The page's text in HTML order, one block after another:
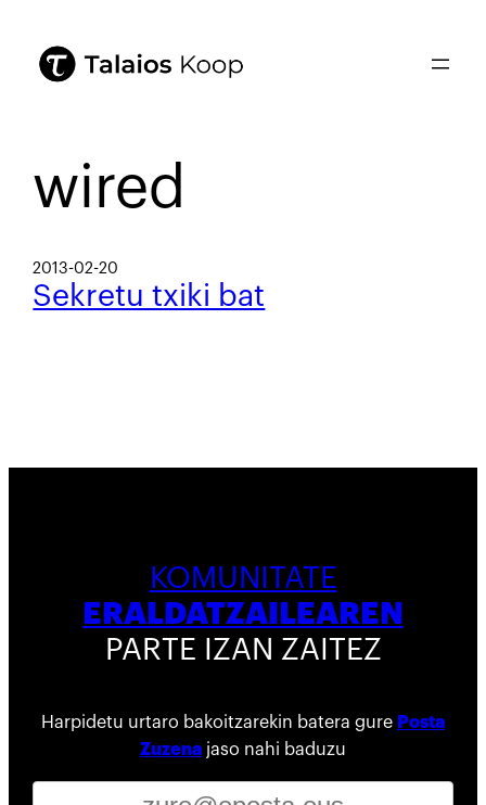
wired
2013-02-20
Sekretu txiki bat
KOMUNITATE
ERALDATZAILEAREN
PARTE IZAN ZAITEZ
Harpidetu urtaro bakoitzarekin batera gure Posta
Zuzena jaso nahi baduzu